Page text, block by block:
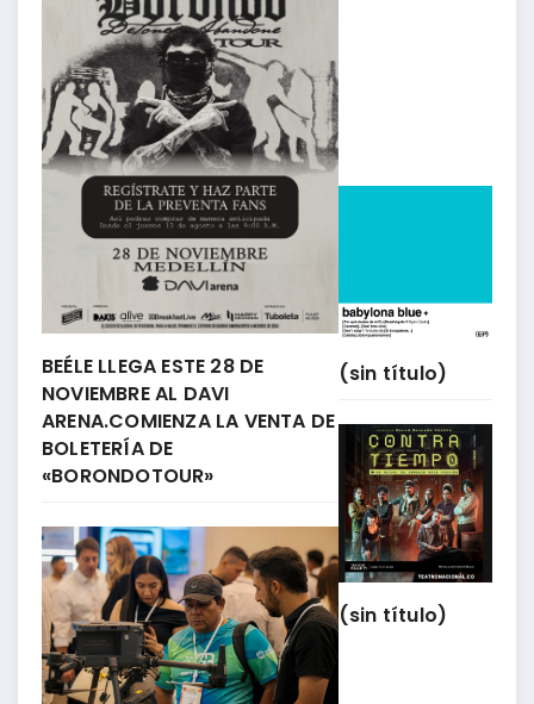
BEÉLE LLEGA ESTE 28 DE
NOVIEMBRE AL DAVI
ARENA.COMIENZA LA VENTA DE
BOLETERÍA DE
«BORONDOTOUR»
(sin título)
(sin título)